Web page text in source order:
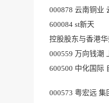
000878 云南铜业
600084 st新天
控股股东与香港
000559 万向钱潮
600500 中化国际
000573 粤宏远 集